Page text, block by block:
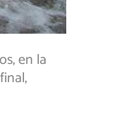
en la